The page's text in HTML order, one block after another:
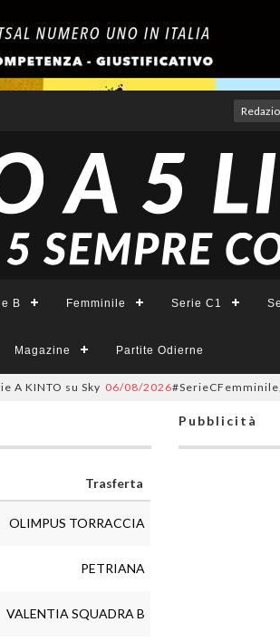
B Femminile Serie C1
Magazine Partite Odierne
su Sky 06/08/2026#SerieCFemminile,
Trasferta
OLIMPUS TORRACCIA
PETRIANA
VALENTIA SQUADRA B
Pubblicità